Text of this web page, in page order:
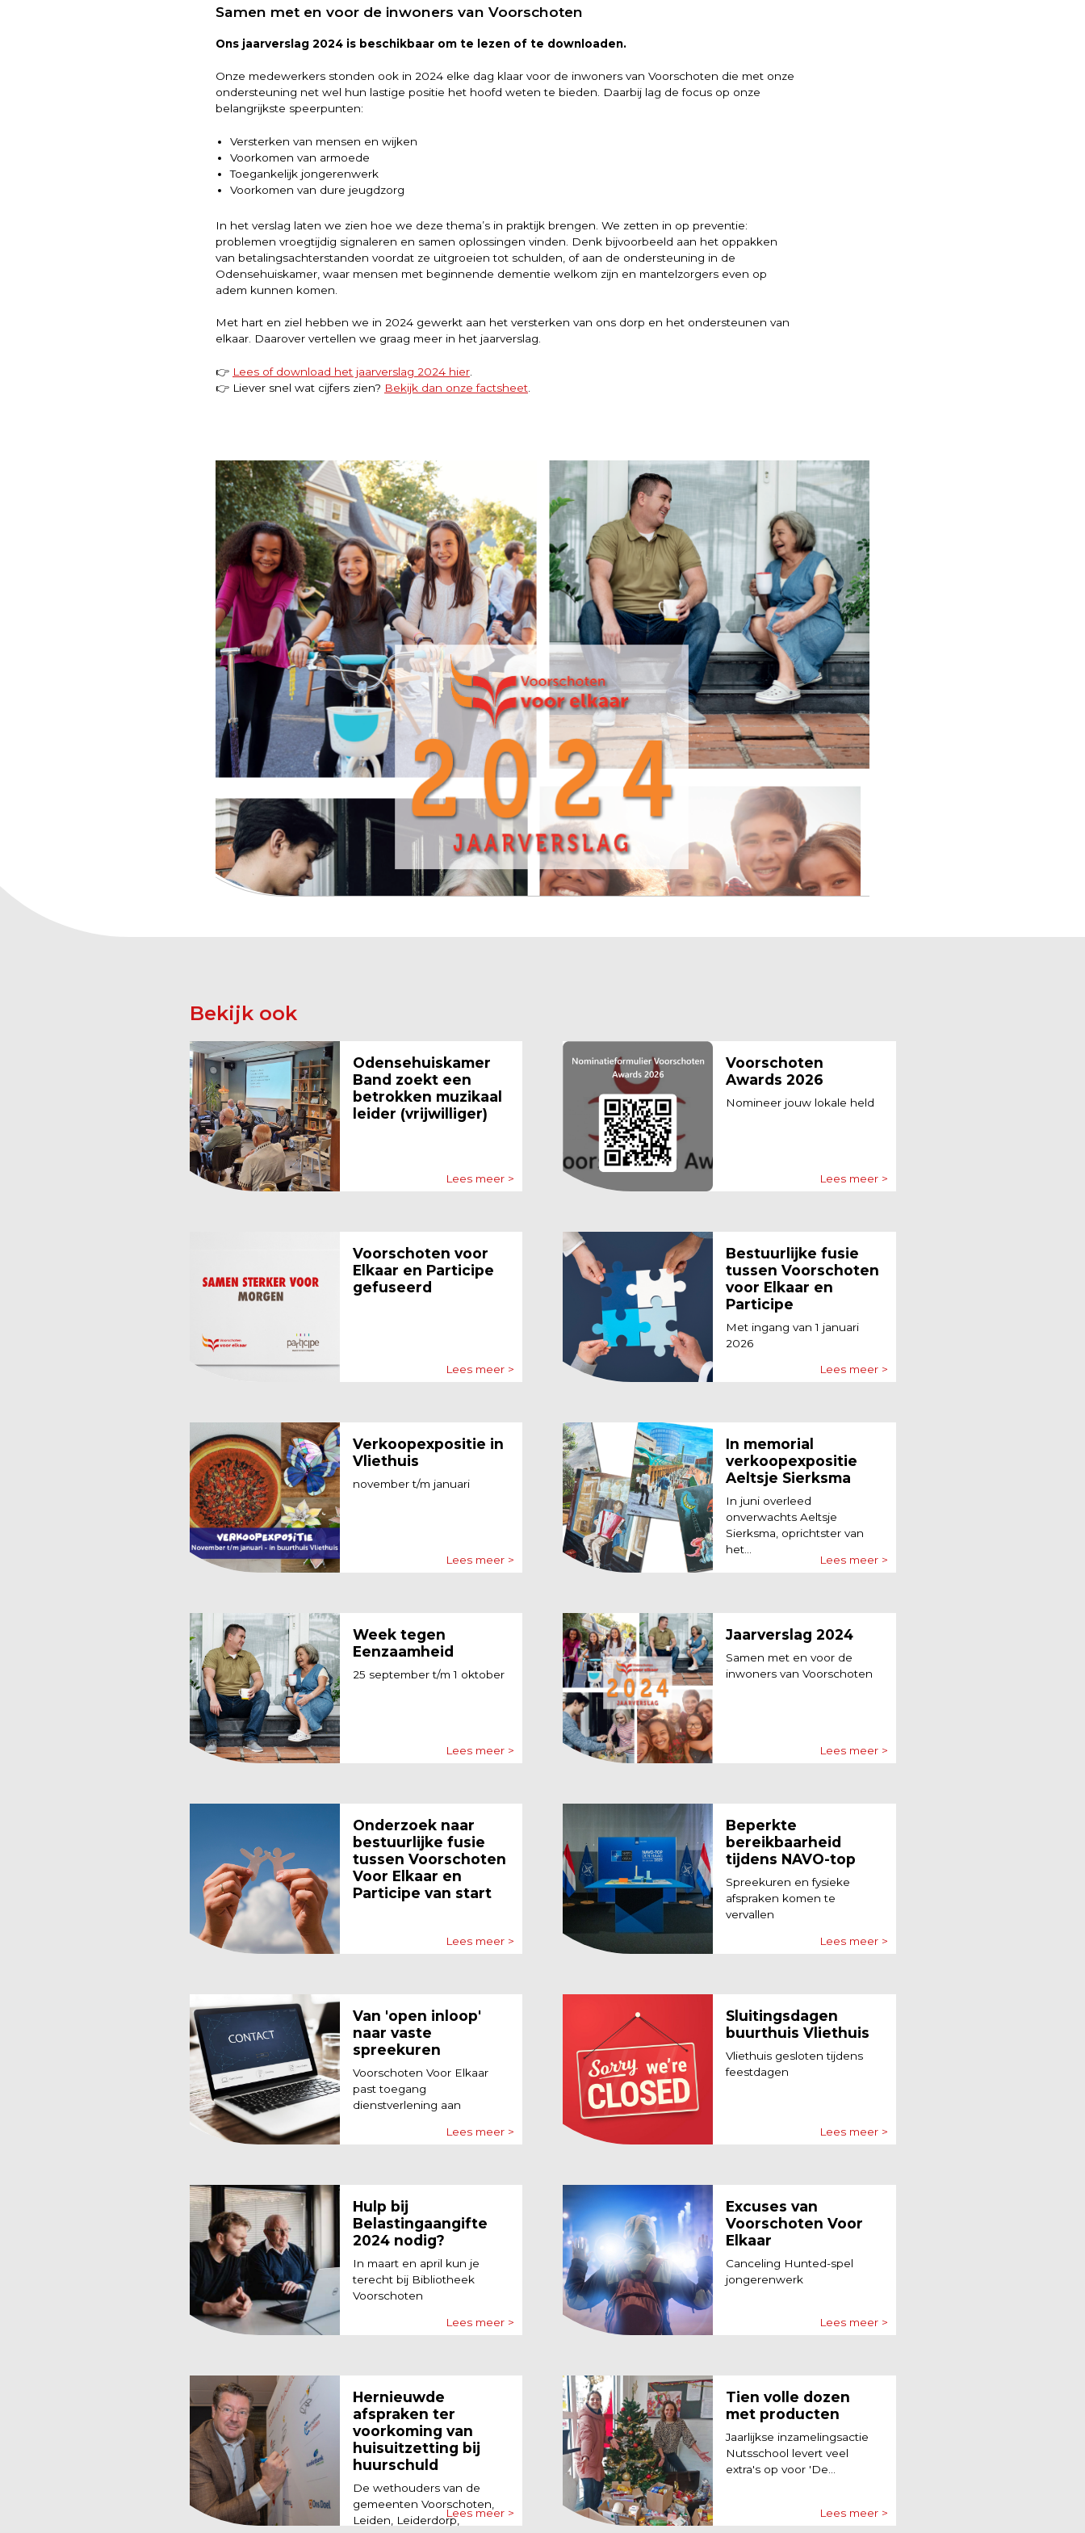
Samen met en voor de inwoners van Voorschoten
Ons jaarverslag 2024 is beschikbaar om te lezen of te downloaden.
Onze medewerkers stonden ook in 2024 elke dag klaar voor de inwoners van Voorschoten die met onze
ondersteuning net wel hun lastige positie het hoofd weten te bieden. Daarbij lag de focus op onze
belangrijkste speerpunten:
Versterken van mensen en wijken
Voorkomen van armoede
Toegankelijk jongerenwerk
Voorkomen van dure jeugdzorg
In het verslag laten we zien hoe we deze thema’s in praktijk brengen. We zetten in op preventie:
problemen vroegtijdig signaleren en samen oplossingen vinden. Denk bijvoorbeeld aan het oppakken
van betalingsachterstanden voordat ze uitgroeien tot schulden, of aan de ondersteuning in de
Odensehuiskamer, waar mensen met beginnende dementie welkom zijn en mantelzorgers even op
adem kunnen komen.
Met hart en ziel hebben we in 2024 gewerkt aan het versterken van ons dorp en het ondersteunen van
elkaar. Daarover vertellen we graag meer in het jaarverslag.
👉 Lees of download het jaarverslag 2024 hier
👉 Liever snel wat cijfers zien? Bekijk dan onze factsheet
Bekijk ook
Odensehuiskamer
Band zoekt een
betrokken muzikaal
leider (vrijwilliger)
Lees meer >
Voorschoten
Awards 2026
Nomineer jouw lokale held
Lees meer >
Voorschoten voor
Elkaar en Participe
gefuseerd
Lees meer >
Bestuurlijke fusie
tussen Voorschoten
voor Elkaar en
Participe
Met ingang van 1 januari
2026
Lees meer >
Verkoopexpositie in
Vliethuis
november t/m januari
Lees meer >
In memorial
verkoopexpositie
Aeltsje Sierksma
In juni overleed
onverwachts Aeltsje
Sierksma, oprichtster van
het...
Lees meer >
Week tegen
Eenzaamheid
25 september t/m 1 oktober
Lees meer >
Jaarverslag 2024
Samen met en voor de
inwoners van Voorschoten
Lees meer >
Onderzoek naar
bestuurlijke fusie
tussen Voorschoten
Voor Elkaar en
Participe van start
Lees meer >
Beperkte
bereikbaarheid
tijdens NAVO-top
Spreekuren en fysieke
afspraken komen te
vervallen
Lees meer >
Van 'open inloop'
naar vaste
spreekuren
Voorschoten Voor Elkaar
past toegang
dienstverlening aan
Lees meer >
Sluitingsdagen
buurthuis Vliethuis
Vliethuis gesloten tijdens
feestdagen
Lees meer >
Hulp bij
Belastingaangifte
2024 nodig?
In maart en april kun je
terecht bij Bibliotheek
Voorschoten
Lees meer >
Excuses van
Voorschoten Voor
Elkaar
Canceling Hunted-spel
jongerenwerk
Lees meer >
Hernieuwde
afspraken ter
voorkoming van
huisuitzetting bij
huurschuld
De wethouders van de
gemeenten Voorschoten,
Leiden, Leiderdorp,
Lees meer >
Tien volle dozen
met producten
Jaarlijkse inzamelingsactie
Nutsschool levert veel
extra's op voor 'De...
Lees meer >